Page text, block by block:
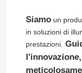
Siamoun
in soluzioni di
prestazioni.